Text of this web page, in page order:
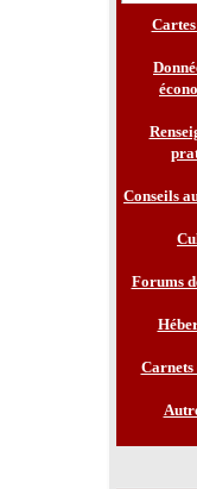
Conseils
Forums
Carnets